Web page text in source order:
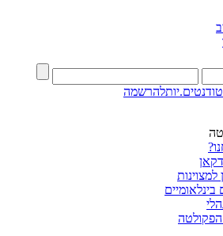
להרשמה
למצוינות
בינלאומיים
הפקולטה